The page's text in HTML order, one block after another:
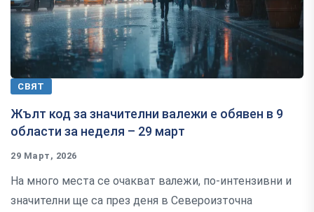
СВЯТ
Жълт код за значителни валежи е обявен в 9
области за неделя – 29 март
29 Март, 2026
На много места се очакват валежи, по-интензивни и
значителни ще са през деня в Североизточна